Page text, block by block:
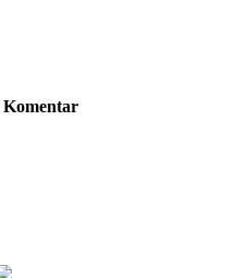
pada
Komentar